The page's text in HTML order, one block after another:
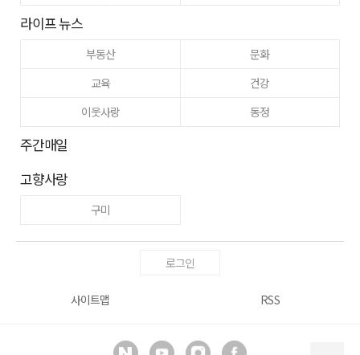
라이프 뉴스
부동산
문화
교육
건강
이웃사랑
동정
주간매일
고향사랑
구미
로그인
사이트맵 RSS